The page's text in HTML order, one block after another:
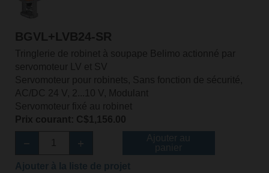
BGVL+LVB24-SR
Tringlerie de robinet à soupape Belimo actionné par
servomoteur LV et SV
Servomoteur pour robinets, Sans fonction de sécurité,
AC/DC 24 V, 2...10 V, Modulant
Servomoteur fixé au robinet
Prix courant: C$1,156.00